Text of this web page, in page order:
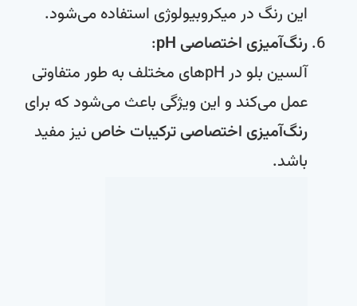
این رنگ در میکروبیولوژی استفاده می‌شود.
رنگ‌آمیزی اختصاصی pH
:
آلسین بلو در pH‌های مختلف به طور متفاوتی
عمل می‌کند و این ویژگی باعث می‌شود که برای
رنگ‌آمیزی اختصاصی ترکیبات خاصنیز مفید
باشد.